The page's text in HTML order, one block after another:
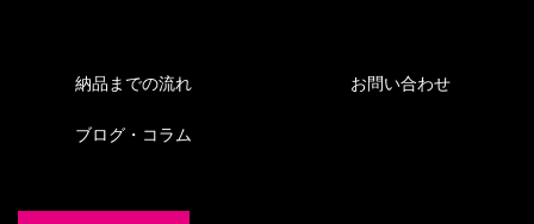
納品までの流れ
ブログ・コラム
お問い合わせ